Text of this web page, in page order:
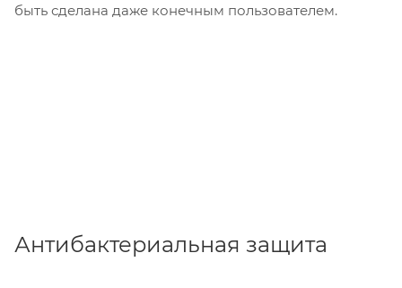
быть сделана даже конечным пользователем.
Антибактериальная защита